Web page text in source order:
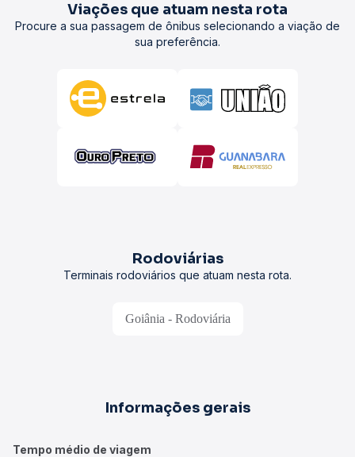
Viações que atuam nesta rota
Procure a sua passagem de ônibus selecionando a viação de
sua preferência.
Rodoviárias
Terminais rodoviários que atuam nesta rota.
Goiânia - Rodoviária
Informações gerais
Tempo médio de viagem